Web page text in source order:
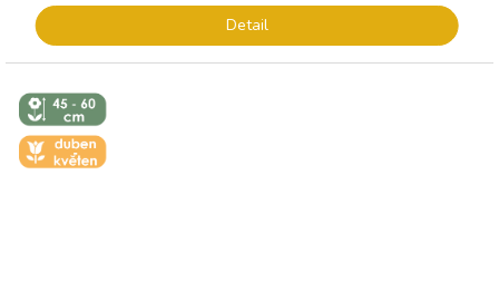
Detail
↕️ VÝŠKA 45
- 60 CM
🌼 KVĚT -
DUBEN-
KVĚTEN